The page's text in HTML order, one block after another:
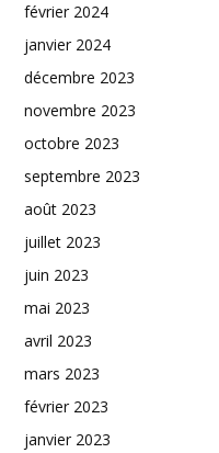
février 2024
janvier 2024
décembre 2023
novembre 2023
octobre 2023
septembre 2023
août 2023
juillet 2023
juin 2023
mai 2023
avril 2023
mars 2023
février 2023
janvier 2023